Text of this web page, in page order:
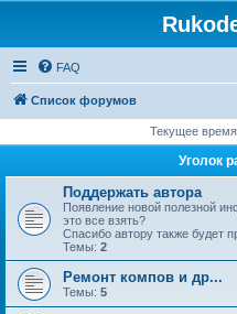
FAQ
Список форумов
Текущее
Уголок
Поддержать автора
Появление новой полезной
это все взять?
Спасибо автору также будет
Темы: 2
Ремонт компов и др...
Темы: 5